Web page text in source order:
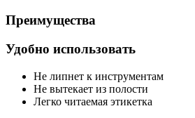
Преимущества
Удобно использовать
Не липнет к инструментам
Не вытекает из полости
Легко читаемая этикетка